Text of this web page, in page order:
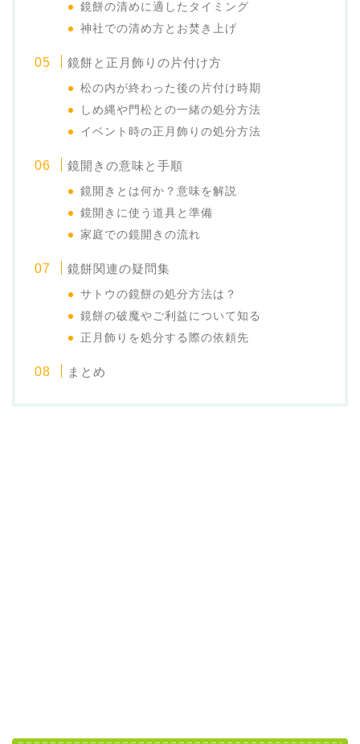
鏡餅の清めに適したタイミング
神社での清め方とお焚き上げ
鏡餅と正月飾りの片付け方
松の内が終わった後の片付け時期
しめ縄や門松との一緒の処分方法
イベント時の正月飾りの処分方法
鏡開きの意味と手順
鏡開きとは何か？意味を解説
鏡開きに使う道具と準備
家庭での鏡開きの流れ
鏡餅関連の疑問集
サトウの鏡餅の処分方法は？
鏡餅の破魔やご利益について知る
正月飾りを処分する際の依頼先
まとめ